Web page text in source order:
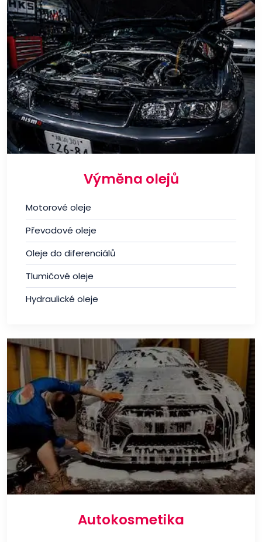
Výměna olejů
Motorové oleje
Převodové oleje
Oleje do diferenciálů
Tlumičové oleje
Hydraulické oleje
Autokosmetika